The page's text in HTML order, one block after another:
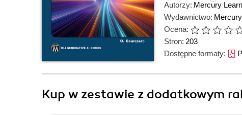
Autorzy: Mercury
Wydawnictwo:
Ocena:
Stron: 203
Dostępne formaty:
Kup w zestawie z dodatkowym